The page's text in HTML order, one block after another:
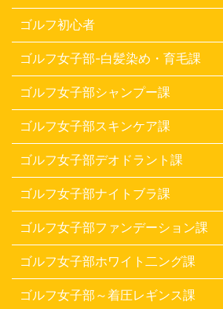
ゴルフ初心者
ゴルフ女子部-白髪染め・育毛課
ゴルフ女子部シャンプー課
ゴルフ女子部スキンケア課
ゴルフ女子部デオドラント課
ゴルフ女子部ナイトブラ課
ゴルフ女子部ファンデーション課
ゴルフ女子部ホワイト二ング課
ゴルフ女子部～着圧レギンス課